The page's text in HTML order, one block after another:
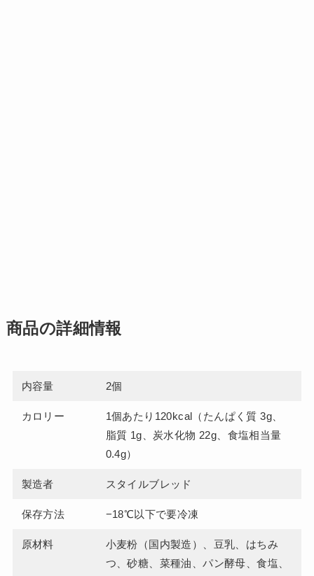
商品の詳細情報
内容量 2個
カロリー
1個あたり120kcal（たんぱく質 3g、
脂質 1g、炭水化物 22g、食塩相当量
0.4g）
製造者 スタイルブレッド
保存方法 −18℃以下で要冷凍
原材料
小麦粉（国内製造）、豆乳、はちみ
つ、砂糖、菜種油、パン酵母、食塩、